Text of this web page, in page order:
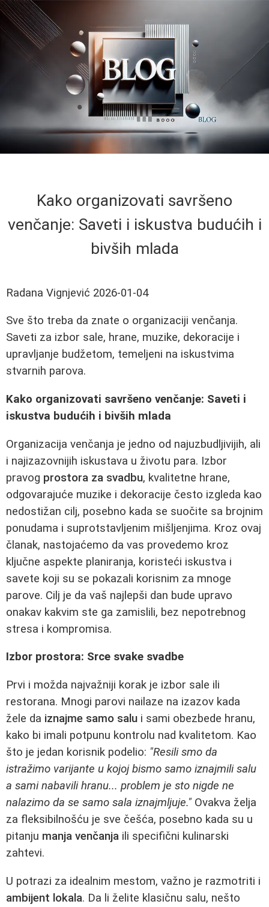
Kako organizovati savršeno
venčanje: Saveti i iskustva budućih i
bivših mlada
Radana Vignjević 2026-01-04
Sve što treba da znate o organizaciji venčanja.
Saveti za izbor sale, hrane, muzike, dekoracije i
upravljanje budžetom, temeljeni na iskustvima
stvarnih parova.
Kako organizovati savršeno venčanje: Saveti i
iskustva budućih i bivših mlada
Organizacija venčanja je jedno od najuzbudljivijih, ali
i najizazovnijih iskustava u životu para. Izbor
pravog prostora za svadbu, kvalitetne hrane,
odgovarajuće muzike i dekoracije često izgleda kao
nedostižan cilj, posebno kada se suočite sa brojnim
ponudama i suprotstavljenim mišljenjima. Kroz ovaj
članak, nastojaćemo da vas provedemo kroz
ključne aspekte planiranja, koristeći iskustva i
savete koji su se pokazali korisnim za mnoge
parove. Cilj je da vaš najlepši dan bude upravo
onakav kakvim ste ga zamislili, bez nepotrebnog
stresa i kompromisa.
Izbor prostora: Srce svake svadbe
Prvi i možda najvažniji korak je izbor sale ili
restorana. Mnogi parovi nailaze na izazov kada
žele da iznajme samo salu i sami obezbede hranu,
kako bi imali potpunu kontrolu nad kvalitetom. Kao
što je jedan korisnik podelio: "Resili smo da
istražimo varijante u kojoj bismo samo iznajmili salu
a sami nabavili hranu... problem je sto nigde ne
nalazimo da se samo sala iznajmljuje." Ovakva želja
za fleksibilnošću je sve češća, posebno kada su u
pitanju manja venčanja ili specifični kulinarski
zahtevi.
U potrazi za idealnim mestom, važno je razmotriti i
ambijent lokala. Da li želite klasičnu salu, nešto